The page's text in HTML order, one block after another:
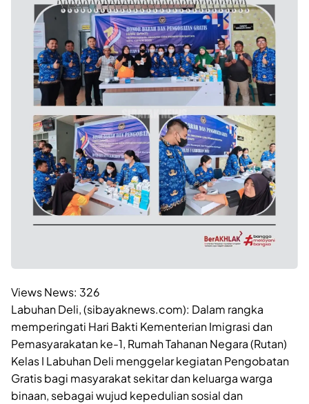
Views News: 326
Labuhan Deli, (sibayaknews.com): Dalam rangka
memperingati Hari Bakti Kementerian Imigrasi dan
Pemasyarakatan ke-1, Rumah Tahanan Negara (Rutan)
Kelas I Labuhan Deli menggelar kegiatan Pengobatan
Gratis bagi masyarakat sekitar dan keluarga warga
binaan, sebagai wujud kepedulian sosial dan